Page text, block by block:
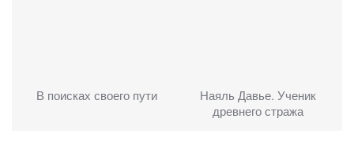
В поисках своего пути
Наяль Давье. Ученик
древнего стража